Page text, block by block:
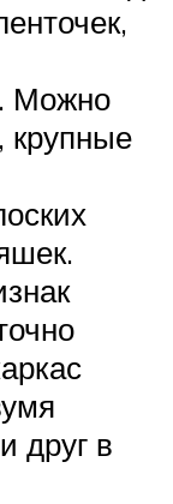
Можно
крупные
друг в